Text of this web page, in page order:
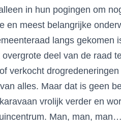
in hun pogingen om
en meest belangrijke
langs gekomen
deel van de raad
verkocht drogredeneringen
alles. Maar dat is geen
vrolijk verder en
Man, man,